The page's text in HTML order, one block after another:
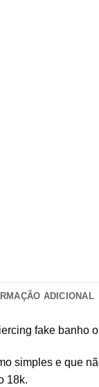
ADICIONAL
fake banho
simples e que
18k.